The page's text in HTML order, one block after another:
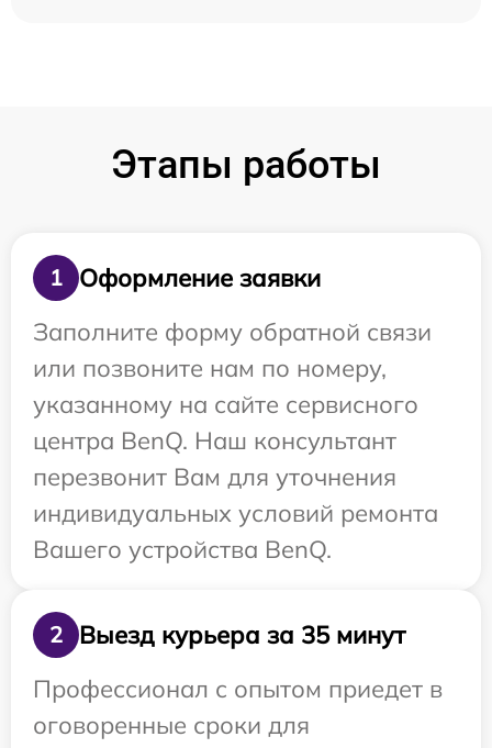
Этапы работы
1
Оформление заявки
Заполните форму обратной связи
или позвоните нам по номеру,
указанному на сайте сервисного
центра BenQ. Наш консультант
перезвонит Вам для уточнения
индивидуальных условий ремонта
Вашего устройства BenQ.
2
Выезд курьера за 35 минут
Профессионал с опытом приедет в
оговоренные сроки для